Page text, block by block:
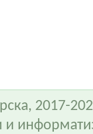
2017-
и